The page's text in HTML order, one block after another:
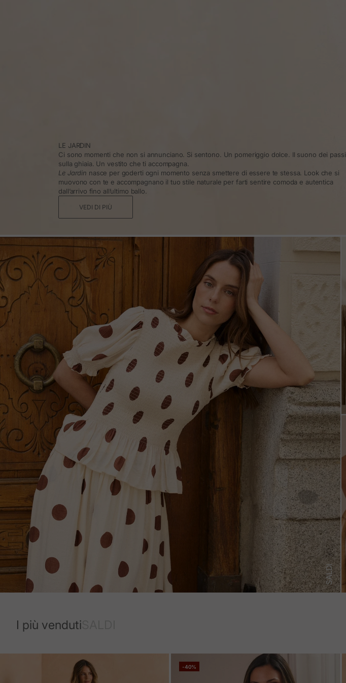
LE JARDIN
Ci sono momenti che non si annunciano. Si sentono. Un pomeriggio dolce. Il suono dei passi
sulla ghiaia. Un vestito che ti accompagna.
Le Jardin nasce per goderti ogni momento senza smettere di essere te stessa. Look che si
muovono con te e accompagnano il tuo stile naturale per farti sentire comoda e autentica
dall’arrivo fino all’ultimo ballo.
VEDI DI PIÙ
SALDI
I più venduti
-40%